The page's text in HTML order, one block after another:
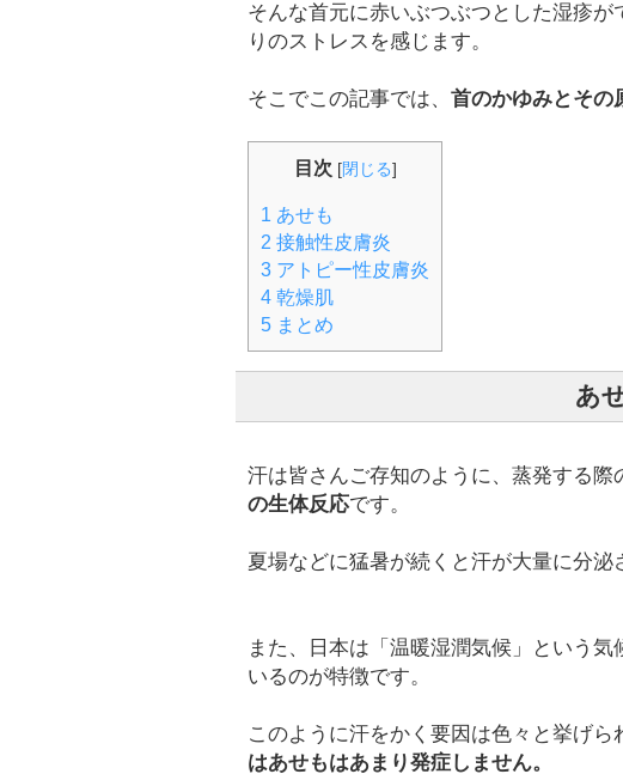
そんな首元に赤いぶつぶつとした湿疹
りのストレスを感じます。
そこでこの記事では、 首のかゆみとその
目次 [閉じる]
1 あせも
2 接触性皮膚炎
3 アトピー性皮膚炎
4 乾燥肌
5 まとめ
あ
汗は皆さんご存知のように、蒸発する際
の生体反応です。
夏場などに猛暑が続くと汗が大量に分泌
また、日本は「温暖湿潤気候」という
いるのが特徴です。
このように汗をかく要因は色々と挙げら
はあせもはあまり発症しません。